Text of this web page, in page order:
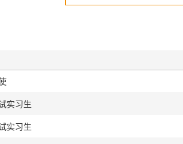
实习生
实习生